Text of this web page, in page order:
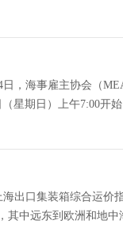
，海事雇主协会（
星期日）上午7:00开
出口集装箱综合运价
其中远东到欧洲和地中
定